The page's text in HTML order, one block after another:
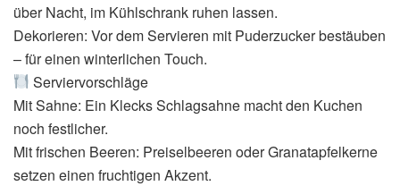
über Nacht, im Kühlschrank ruhen lassen.
Dekorieren: Vor dem Servieren mit Puderzucker bestäuben
– für einen winterlichen Touch.
Serviervorschläge
Mit Sahne: Ein Klecks Schlagsahne macht den Kuchen
noch festlicher.
Mit frischen Beeren: Preiselbeeren oder Granatapfelkerne
setzen einen fruchtigen Akzent.